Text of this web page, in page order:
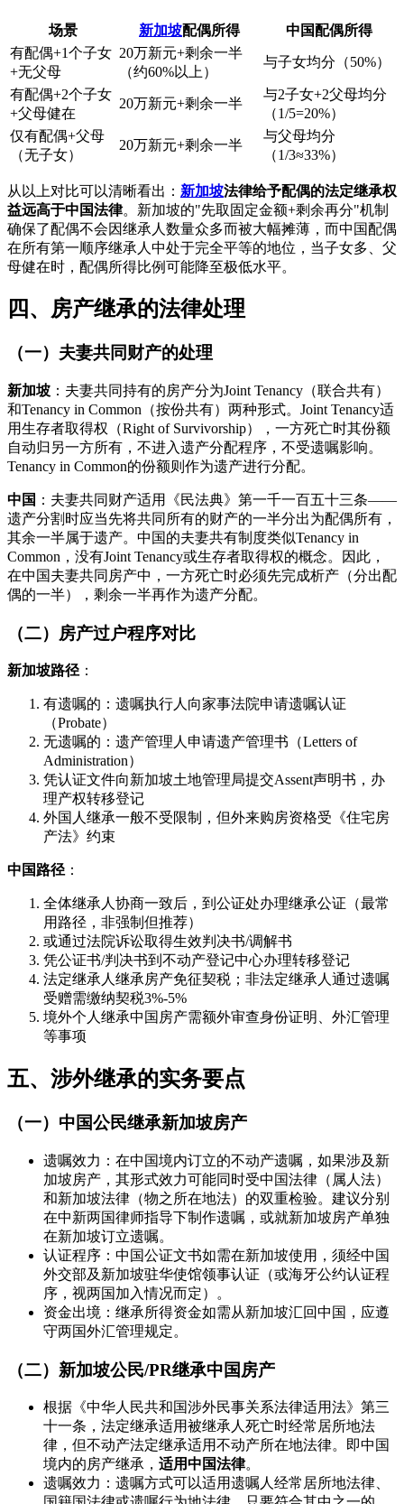
场景 新加坡配偶所得
中国配偶所得
有配偶+1个子女
+无父母
20万新元+剩余一半
（约60%以上）
与子女均分（50%）
有配偶+2个子女
+父母健在
20万新元+剩余一半
与2子女+2父母均分
（1/5=20%）
仅有配偶+父母
（无子女）
20万新元+剩余一半
与父母均分
（1/3≈33%）
从以上对比可以清晰看出： 新加坡法律给予配偶的法定继承权
益远高于中国法律。新加坡的"先取固定金额+剩余再分"机制
确保了配偶不会因继承人数量众多而被大幅摊薄，而中国配偶
在所有第一顺序继承人中处于完全平等的地位，当子女多、父
母健在时，配偶所得比例可能降至极低水平。
四、房产继承的法律处理
（一）夫妻共同财产的处理
新加坡 ：夫妻共同持有的房产分为Joint Tenancy（联合共有）
和Tenancy in Common（按份共有）两种形式。Joint Tenancy适
用生存者取得权（Right of Survivorship），一方死亡时其份额
自动归另一方所有，不进入遗产分配程序，不受遗嘱影响。
Tenancy in Common的份额则作为遗产进行分配。
中国 ：夫妻共同财产适用《民法典》第一千一百五十三条——
遗产分割时应当先将共同所有的财产的一半分出为配偶所有，
其余一半属于遗产。中国的夫妻共有制度类似Tenancy in
Common，没有Joint Tenancy或生存者取得权的概念。因此，
在中国夫妻共同房产中，一方死亡时必须先完成析产（分出配
偶的一半），剩余一半再作为遗产分配。
（二）房产过户程序对比
新加坡路径：
有遗嘱的：遗嘱执行人向家事法院申请遗嘱认证
（Probate）
无遗嘱的：遗产管理人申请遗产管理书（Letters of
Administration）
凭认证文件向新加坡土地管理局提交Assent声明书，办
理产权转移登记
外国人继承一般不受限制，但外来购房资格受《住宅房
产法》约束
中国路径：
全体继承人协商一致后，到公证处办理继承公证（最常
用路径，非强制但推荐）
或通过法院诉讼取得生效判决书/调解书
凭公证书/判决书到不动产登记中心办理转移登记
法定继承人继承房产免征契税；非法定继承人通过遗嘱
受赠需缴纳契税3%-5%
境外个人继承中国房产需额外审查身份证明、外汇管理
等事项
五、涉外继承的实务要点
（一）中国公民继承新加坡房产
遗嘱效力：在中国境内订立的不动产遗嘱，如果涉及新
加坡房产，其形式效力可能同时受中国法律（属人法）
和新加坡法律（物之所在地法）的双重检验。建议分别
在中新两国律师指导下制作遗嘱，或就新加坡房产单独
在新加坡订立遗嘱。
认证程序：中国公证文书如需在新加坡使用，须经中国
外交部及新加坡驻华使馆领事认证（或海牙公约认证程
序，视两国加入情况而定）。
资金出境：继承所得资金如需从新加坡汇回中国，应遵
守两国外汇管理规定。
（二）新加坡公民/PR继承中国房产
根据《中华人民共和国涉外民事关系法律适用法》第三
十一条，法定继承适用被继承人死亡时经常居所地法
律，但不动产法定继承适用不动产所在地法律。即中国
境内的房产继承， 适用中国法律。
遗嘱效力：遗嘱方式可以适用遗嘱人经常居所地法律、